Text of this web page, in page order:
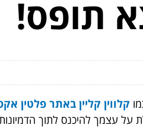
קלווין קליין באתר פלטין
על עצמך להיכנס לתוך